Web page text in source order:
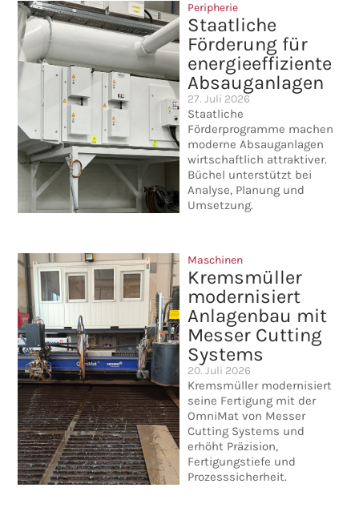
Peripherie
Staatliche
Förderung für
energieeffiziente
Absauganlagen
27. Juli 2026
Staatliche
Förderprogramme machen
moderne Absauganlagen
wirtschaftlich attraktiver.
Büchel unterstützt bei
Analyse, Planung und
Umsetzung.
Maschinen
Kremsmüller
modernisiert
Anlagenbau mit
Messer Cutting
Systems
20. Juli 2026
Kremsmüller modernisiert
seine Fertigung mit der
OmniMat von Messer
Cutting Systems und
erhöht Präzision,
Fertigungstiefe und
Prozesssicherheit.